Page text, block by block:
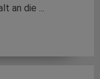
an die ...